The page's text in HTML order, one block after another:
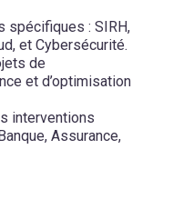
spécifiques : SIRH,
et Cybersécurité.
de
et d’optimisation
interventions
Assurance,